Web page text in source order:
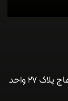
۲۷ واحد